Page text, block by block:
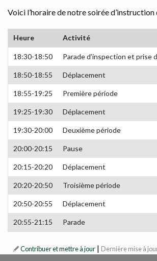
Voici l’horaire de notre soirée d’instruction
Heure Activité
18:30-18:50 Parade d’inspection et prise
18:50-18:55 Déplacement
18:55-19:25 Première période
19:25-19:30 Déplacement
19:30-20:00 Deuxième période
20:00-20:15 Pause
20:15-20:20 Déplacement
20:20-20:50 Troisième période
20:50-20:55 Déplacement
20:55-21:15 Parade
Contribuer et mettre à jour | Dernière mise à